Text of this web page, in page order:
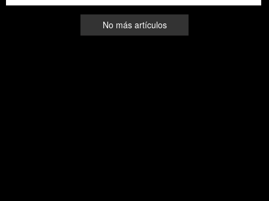
No más artículos